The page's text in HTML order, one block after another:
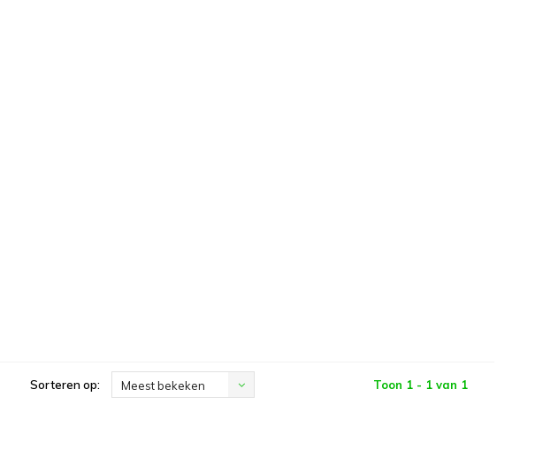
Sorteren op: Meest bekeken Toon 1 - 1 van 1